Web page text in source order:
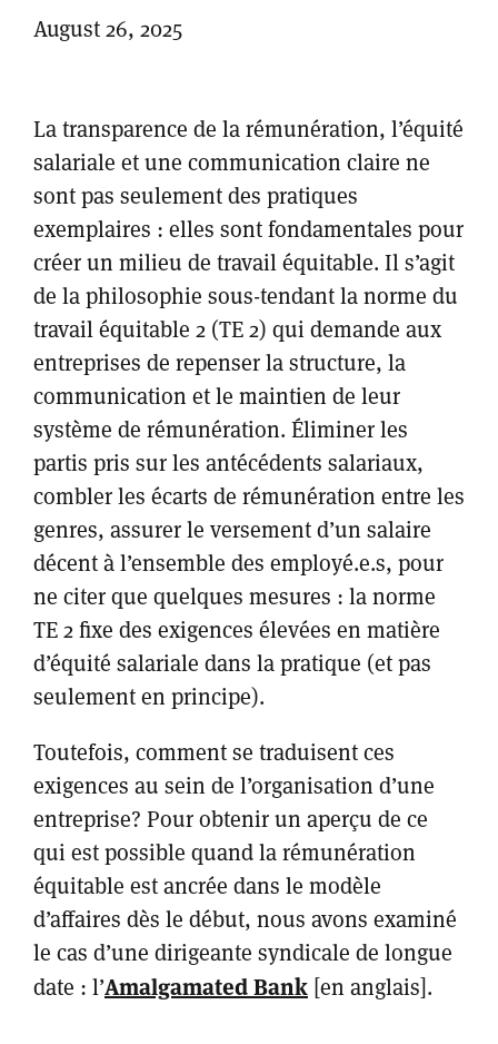
August 26, 2025
La transparence de la rémunération, l’équité
salariale et une communication claire ne
sont pas seulement des pratiques
exemplaires : elles sont fondamentales pour
créer un milieu de travail équitable. Il s’agit
de la philosophie sous-tendant la norme du
travail équitable 2 (TE 2) qui demande aux
entreprises de repenser la structure, la
communication et le maintien de leur
système de rémunération. Éliminer les
partis pris sur les antécédents salariaux,
combler les écarts de rémunération entre les
genres, assurer le versement d’un salaire
décent à l’ensemble des employé.e.s, pour
ne citer que quelques mesures : la norme
TE 2 fixe des exigences élevées en matière
d’équité salariale dans la pratique (et pas
seulement en principe).
Toutefois, comment se traduisent ces
exigences au sein de l’organisation d’une
entreprise? Pour obtenir un aperçu de ce
qui est possible quand la rémunération
équitable est ancrée dans le modèle
d’affaires dès le début, nous avons examiné
le cas d’une dirigeante syndicale de longue
date : l’Amalgamated Bank [en anglais].